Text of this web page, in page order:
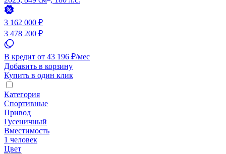
3 162 000 ₽
3 478 200 ₽
В кредит от 43 196 ₽/мес
Добавить в корзину
Купить в один клик
Категория
Спортивные
Привод
Гусеничный
Вместимость
1 человек
Цвет